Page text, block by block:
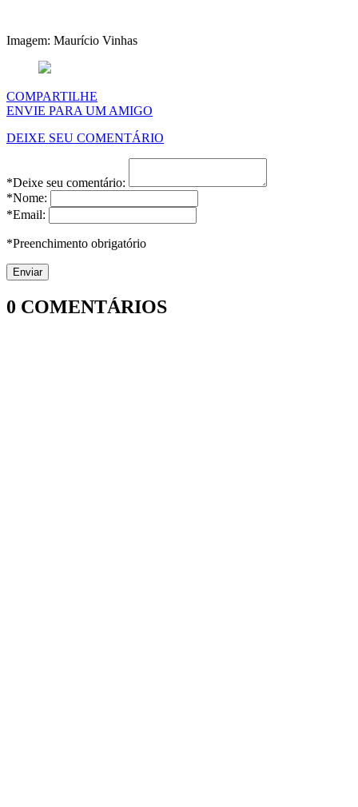
Imagem: Maurício Vinhas
COMPARTILHE
ENVIE PARA UM AMIGO
DEIXE SEU COMENTÁRIO
*Deixe seu comentário:
*Nome:
*Email:
*Preenchimento obrigatório
0 COMENTÁRIOS